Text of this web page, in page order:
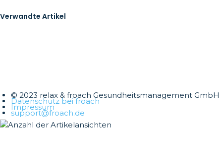
Verwandte Artikel
© 2023 relax & froach Gesundheitsmanagement GmbH
Datenschutz bei froach
Impressum
support@froach.de